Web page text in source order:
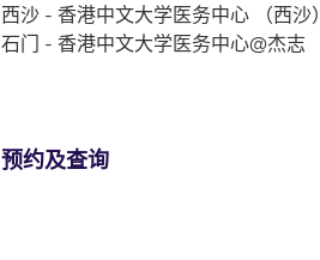
西沙 - 香港中文大学医务中心 （西沙）
石门 - 香港中文大学医务中心@杰志
预约及查询